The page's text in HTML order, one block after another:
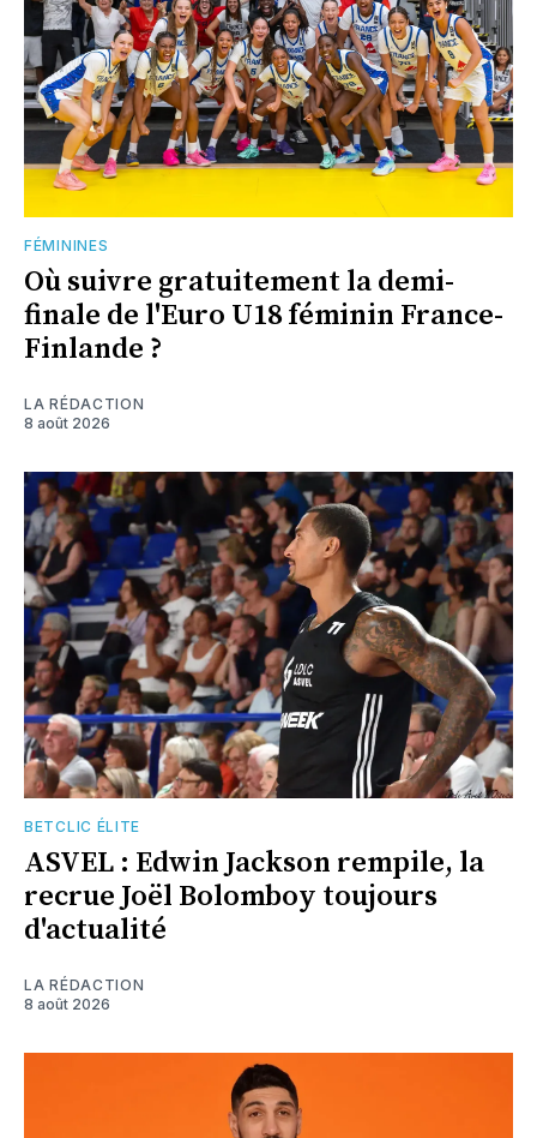
FÉMININES
Où suivre gratuitement la demi-
finale de l'Euro U18 féminin France-
Finlande ?
LA RÉDACTION
8 août 2026
BETCLIC ÉLITE
ASVEL : Edwin Jackson rempile, la
recrue Joël Bolomboy toujours
d'actualité
LA RÉDACTION
8 août 2026